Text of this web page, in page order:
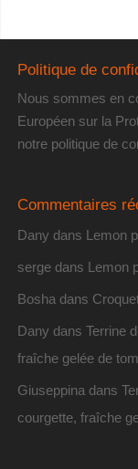
Politique de
Nous sommes en
Européen sur la
notre politique de
Commentaires
Dany dans Lemon
sergedans Lemon
Bosha dans
Dany dans Terrine
fraîche gelée de
Giuseppina dans
courgette, fraîche